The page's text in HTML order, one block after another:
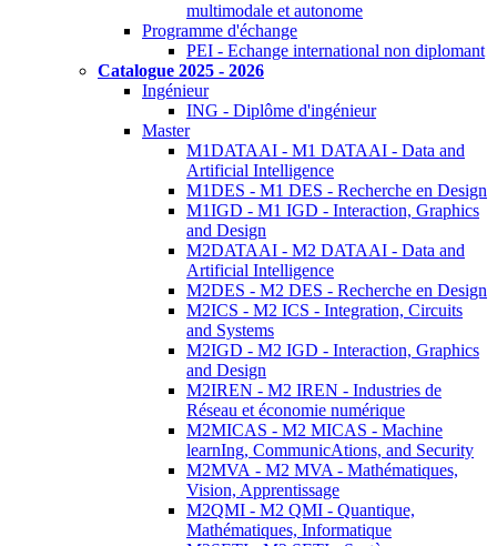
multimodale et autonome
Programme d'échange
PEI - Echange international non diplomant
Catalogue 2025 - 2026
Ingénieur
ING - Diplôme d'ingénieur
Master
M1DATAAI - M1 DATAAI - Data and
Artificial Intelligence
M1DES - M1 DES - Recherche en Design
M1IGD - M1 IGD - Interaction, Graphics
and Design
M2DATAAI - M2 DATAAI - Data and
Artificial Intelligence
M2DES - M2 DES - Recherche en Design
M2ICS - M2 ICS - Integration, Circuits
and Systems
M2IGD - M2 IGD - Interaction, Graphics
and Design
M2IREN - M2 IREN - Industries de
Réseau et économie numérique
M2MICAS - M2 MICAS - Machine
learnIng, CommunicAtions, and Security
M2MVA - M2 MVA - Mathématiques,
Vision, Apprentissage
M2QMI - M2 QMI - Quantique,
Mathématiques, Informatique